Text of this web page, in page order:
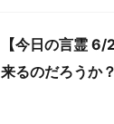
【今日の言霊
来るのだろうか？